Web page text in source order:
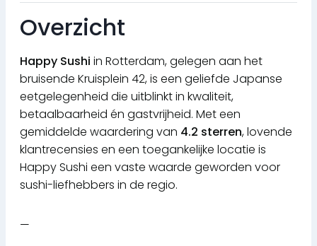
Overzicht
Happy Sushi in Rotterdam, gelegen aan het
bruisende Kruisplein 42, is een geliefde Japanse
eetgelegenheid die uitblinkt in kwaliteit,
betaalbaarheid én gastvrijheid. Met een
gemiddelde waardering van 4.2 sterren, lovende
klantrecensies en een toegankelijke locatie is
Happy Sushi een vaste waarde geworden voor
sushi-liefhebbers in de regio.
—